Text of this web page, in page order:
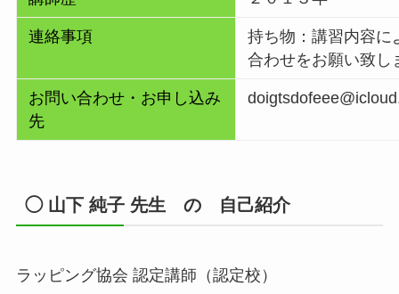
連絡事項
持ち物：講習内容に
合わせをお願い致し
お問い合わせ・お申し込み
先
◯ 山下 純子 先生 の 自己紹介
ラッピング協会 認定講師（認定校）